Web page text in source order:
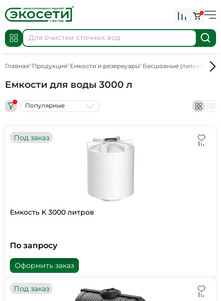
0
Главная Продукция Емкости и резервуары Бесшовные (литые)
Емкости для воды 3000 л
1 Популярные
Под заказ
Емкость K 3000 литров
По запросу
Оформить заказ
Под заказ